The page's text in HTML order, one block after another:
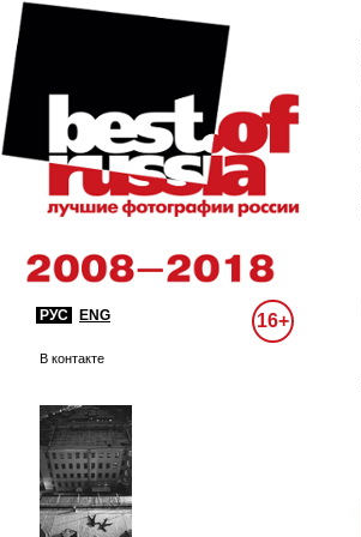
РУС ENG 16+
В контакте